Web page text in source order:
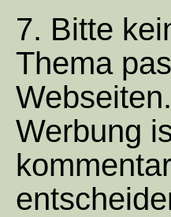
7. Bitte
Thema
Webseiten.
Werbung